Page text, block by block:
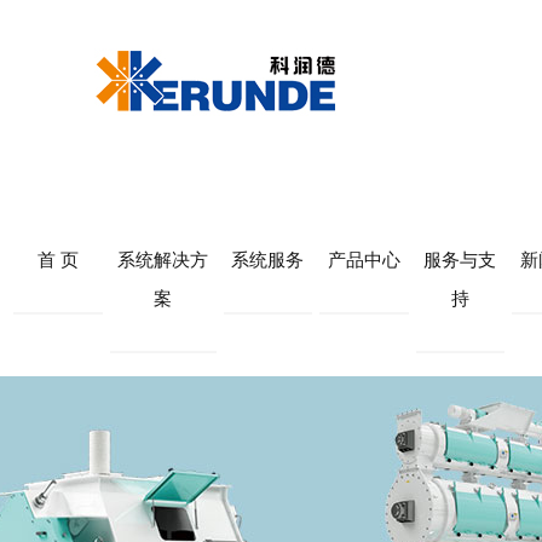
首 页
系统解决方
案
系统服务 产品中心
服务与支
持